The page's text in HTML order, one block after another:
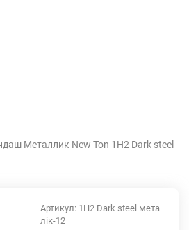
Металлик New Ton 1H2 Dark steel
Артикул: 1H2 Dark steel мета
лік-12